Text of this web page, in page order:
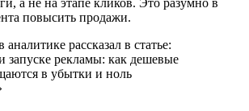
а не на этапе кликов. Это разумно в
повысить продажи.
рассказал в статье:
запуске рекламы: как дешевые
в убытки и ноль